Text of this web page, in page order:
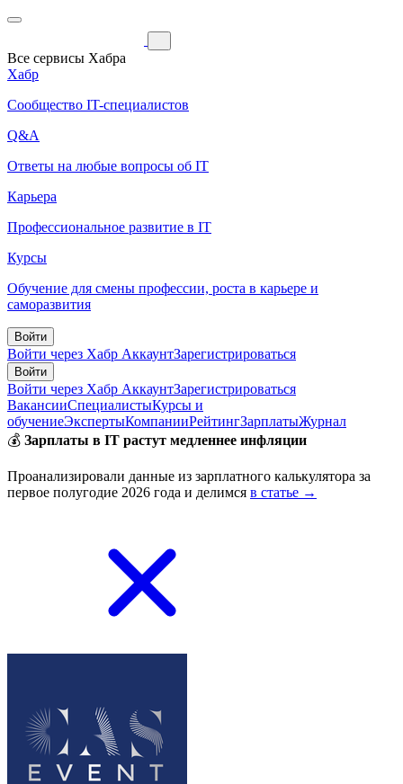
Все сервисы Хабра
Хабр
Сообщество IT-специалистов
Q&A
Ответы на любые вопросы об IT
Карьера
Профессиональное развитие в IT
Курсы
Обучение для смены профессии, роста в карьере и
саморазвития
Войти
Войти через Хабр АккаунтЗарегистрироваться
Войти
Войти через Хабр АккаунтЗарегистрироваться
ВакансииСпециалистыКурсы и
обучениеЭкспертыКомпанииРейтингЗарплатыЖурнал
💰 Зарплаты в IT растут медленнее инфляции
Проанализировали данные из зарплатного калькулятора за
первое полугодие 2026 года и делимся в статье →